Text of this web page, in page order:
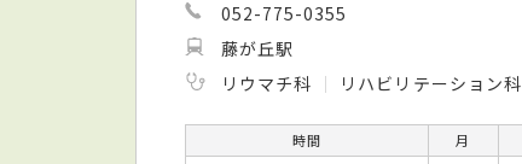
052-775-0355
藤が丘駅
リウマチ科
リハビリテーション科
時間 月